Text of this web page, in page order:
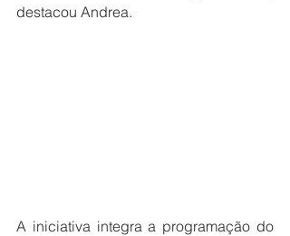
destacou Andrea.
A iniciativa integra a programação do